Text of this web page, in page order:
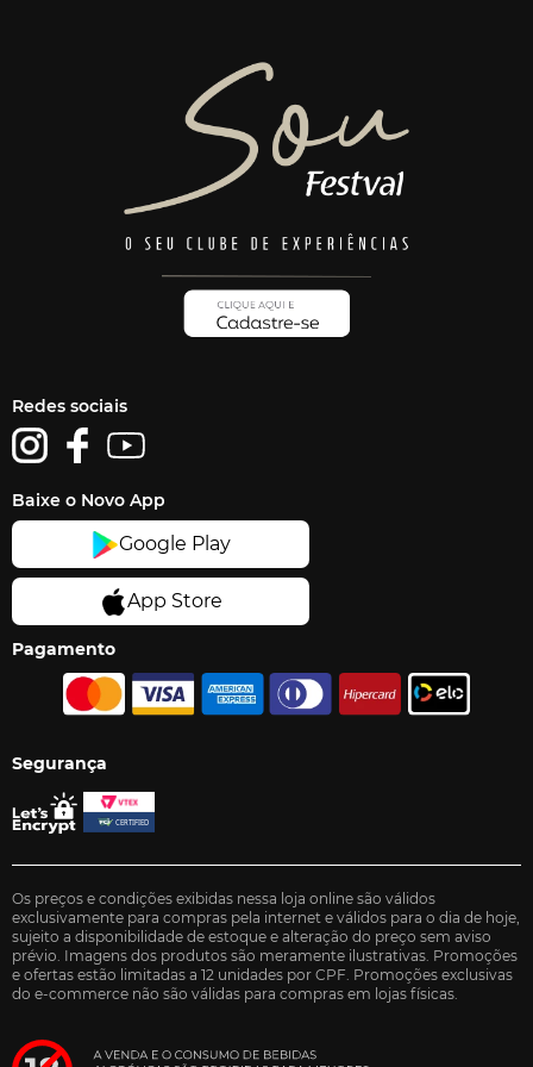
Redes sociais
Baixe o Novo App
Pagamento
Segurança
Os preços e condições exibidas nessa loja online são válidos
exclusivamente para compras pela internet e válidos para o dia de hoje,
sujeito a disponibilidade de estoque e alteração do preço sem aviso
prévio. Imagens dos produtos são meramente ilustrativas. Promoções
e ofertas estão limitadas a 12 unidades por CPF. Promoções exclusivas
do e-commerce não são válidas para compras em lojas físicas.